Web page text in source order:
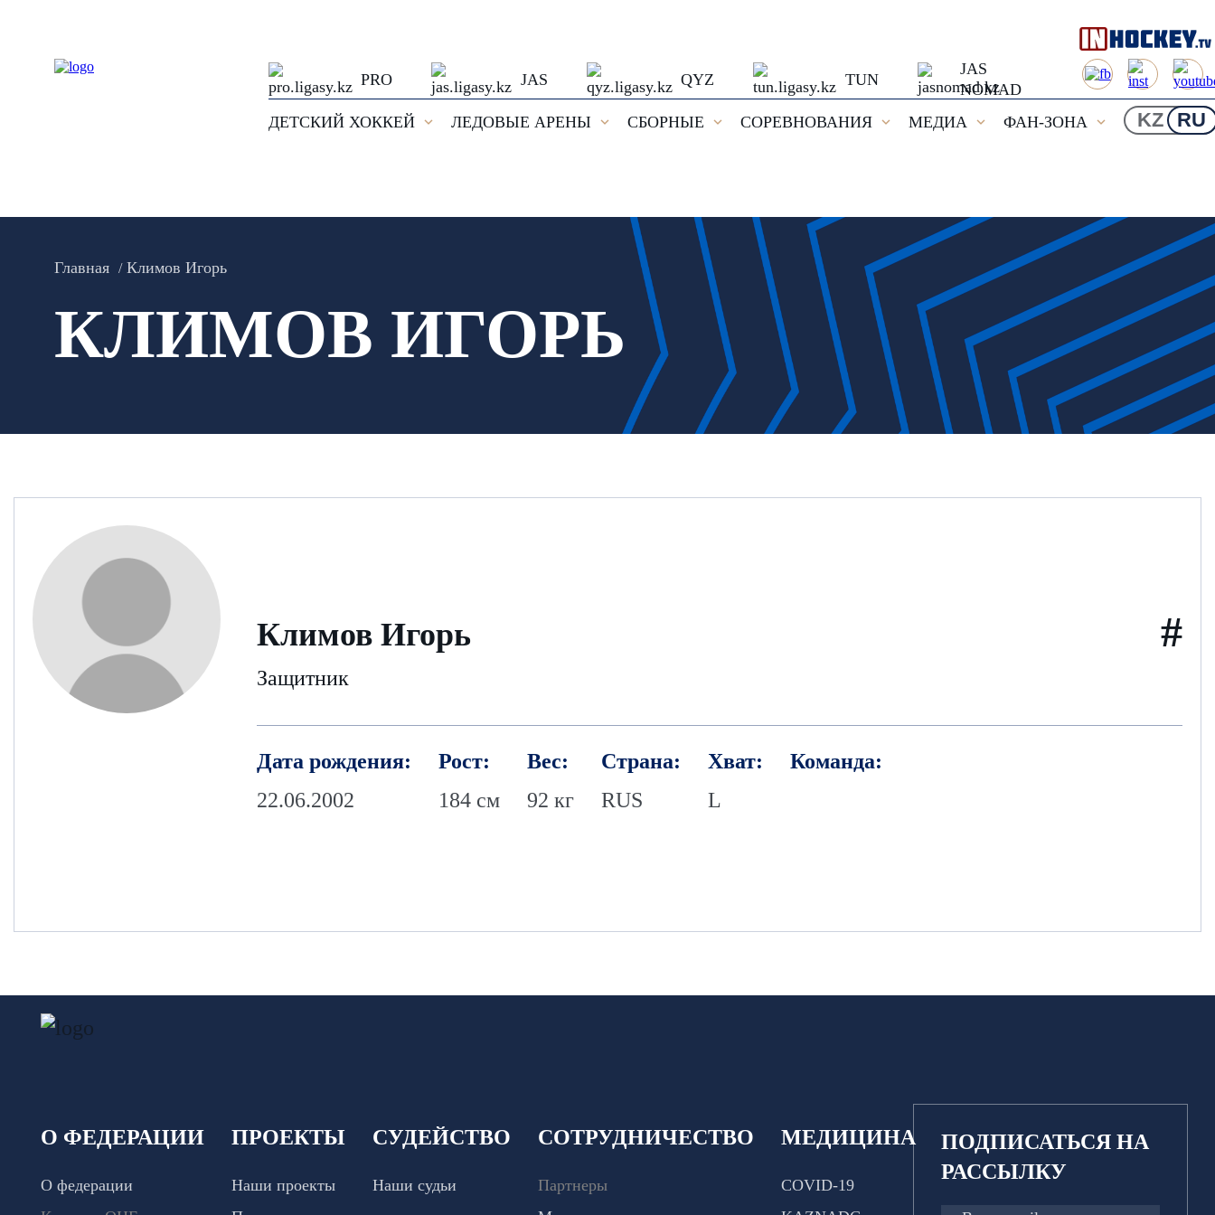
PRO JAS QYZ TUN
JAS
NOMAD
ДЕТСКИЙ ХОККЕЙ
ЛЕДОВЫЕ АРЕНЫ СБОРНЫЕ СОРЕВНОВАНИЯ МЕДИА ФАН-ЗОНА KZ RU
Главная Климов Игорь
КЛИМОВ ИГОРЬ
Климов Игорь
Защитник
#
Дата рождения:
22.06.2002
Рост:
184 см
Вес:
92 кг
Страна:
RUS
Хват:
L
Команда:
О ФЕДЕРАЦИИ
О федерации
ПРОЕКТЫ
Наши проекты
СУДЕЙСТВО
Наши судьи
СОТРУДНИЧЕСТВО
Партнеры
МЕДИЦИНА
COVID-19
ПОДПИСАТЬСЯ НА
РАССЫЛКУ